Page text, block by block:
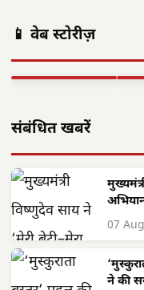
📱 वेब स्टोरीज़
सितंबर से सभी
बहाल करेगा,…
…
संबंधित खबरें
07
ने की